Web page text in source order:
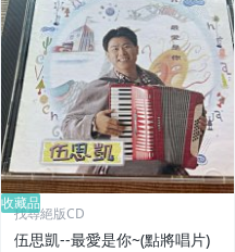
收藏品
找尋絕版CD
伍思凱--最愛是你~(點將唱片)